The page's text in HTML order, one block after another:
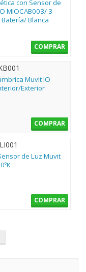
con Sensor de
MIOCAB003/ 3
Blanca
COMPRAR
Muvit IO
Exterior
COMPRAR
de Luz Muvit
COMPRAR